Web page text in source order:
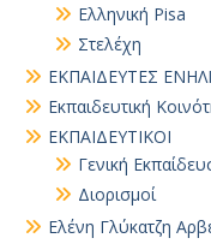
Ελληνική Pisa
Στελέχη
ΕΚΠΑΙΔΕΥΤΕΣ
Εκπαιδευτική
ΕΚΠΑΙΔΕΥΤΙΚΟΙ
Γενική
Διορισμοί
Ελένη Γλύκατζη